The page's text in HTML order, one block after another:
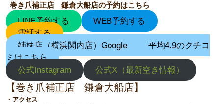
巻き爪補正店 鎌倉大船店の予約はこちら
LINE予約する
WEB予約する
電話する
姉妹店（横浜関内店）Google
平均4.9のクチコ
ミはこちら
公式Instagram
公式X（最新空き情報）
【巻き爪補正店 鎌倉大船店】
・アクセス